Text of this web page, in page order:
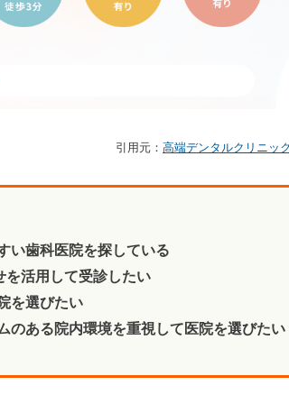
引用元： 高端デンタルクリニッ
い歯科医院を探している
活用して受診したい
を選びたい
のある院内環境を重視して医院を選びたい